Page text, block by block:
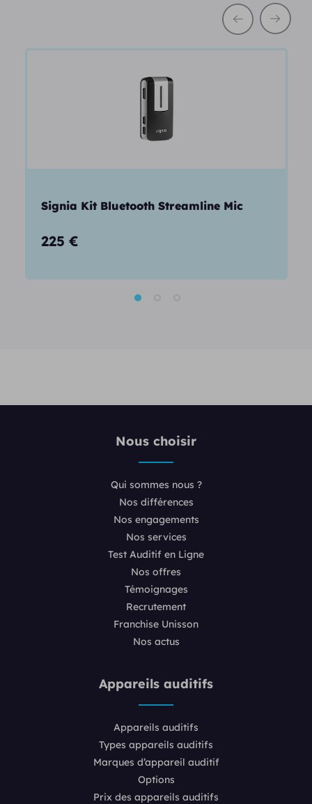
Signia Kit Bluetooth Streamline Mic
225 €
Nous choisir
Qui sommes nous ?
Nos différences
Nos engagements
Nos services
Test Auditif en Ligne
Nos offres
Témoignages
Recrutement
Franchise Unisson
Nos actus
Appareils auditifs
Appareils auditifs
Types appareils auditifs
Marques d’appareil auditif
Options
Prix des appareils auditifs